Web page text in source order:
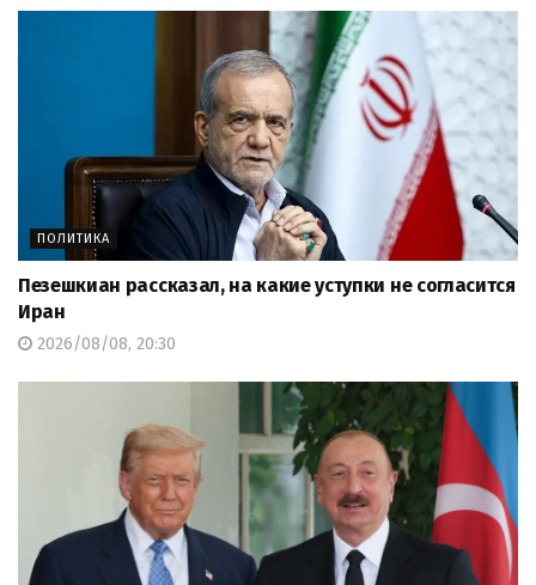
ПОЛИТИКА
Пезешкиан рассказал, на какие уступки не согласится
Иран
2026/08/08, 20:30